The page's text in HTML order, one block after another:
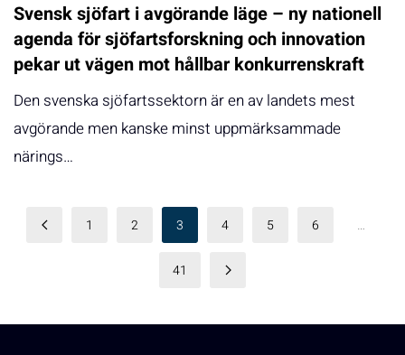
Svensk sjöfart i avgörande läge – ny nationell
agenda för sjöfartsforskning och innovation
pekar ut vägen mot hållbar konkurrenskraft
Den svenska sjöfartssektorn är en av landets mest
avgörande men kanske minst uppmärksammade
närings…
1 2 3 4 5 6 …
41